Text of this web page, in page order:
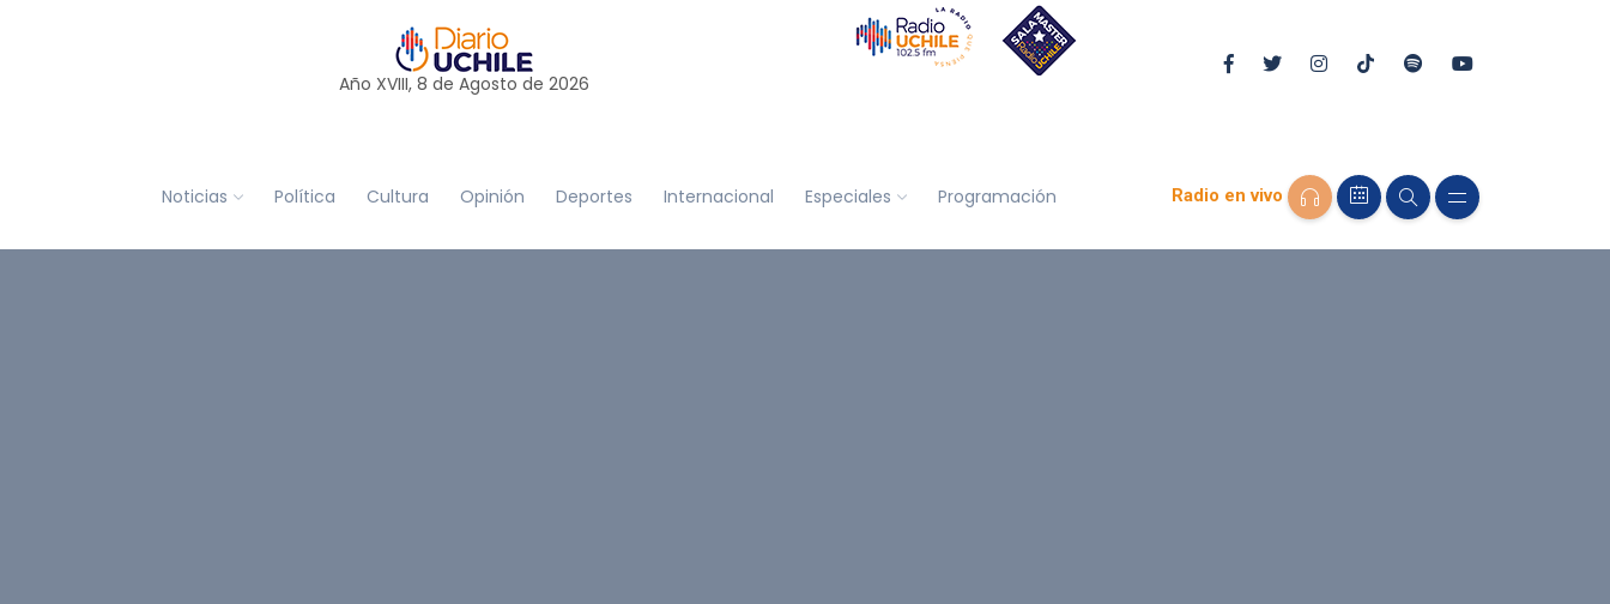
Año XVIII, 8 de Agosto de 2026
Noticias Política Cultura Opinión Deportes Internacional Especiales Programación Radio en vivo